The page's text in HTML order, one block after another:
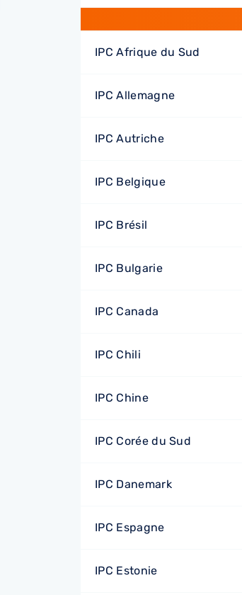
IPC Afrique du Sud
IPC Allemagne
IPC Autriche
IPC Belgique
IPC Brésil
IPC Bulgarie
IPC Canada
IPC Chili
IPC Chine
IPC Corée du Sud
IPC Danemark
IPC Espagne
IPC Estonie